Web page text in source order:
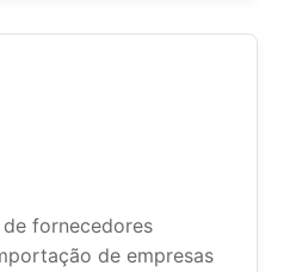
fornecedores
de empresas